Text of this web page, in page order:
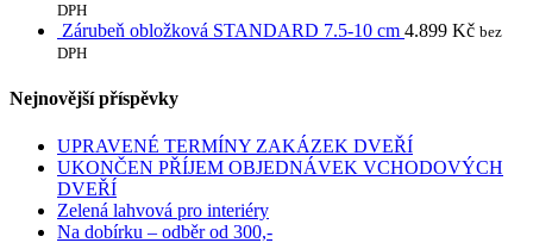
DPH
Zárubeň obložková STANDARD 7.5-10 cm 4.899 Kč bez
DPH
Nejnovější příspěvky
UPRAVENÉ TERMÍNY ZAKÁZEK DVEŘÍ
UKONČEN PŘÍJEM OBJEDNÁVEK VCHODOVÝCH
DVEŘÍ
Zelená lahvová pro interiéry
Na dobírku – odběr od 300,-